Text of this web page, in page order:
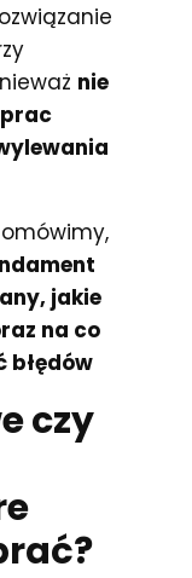
nie
jakie
na co
błędów
czy